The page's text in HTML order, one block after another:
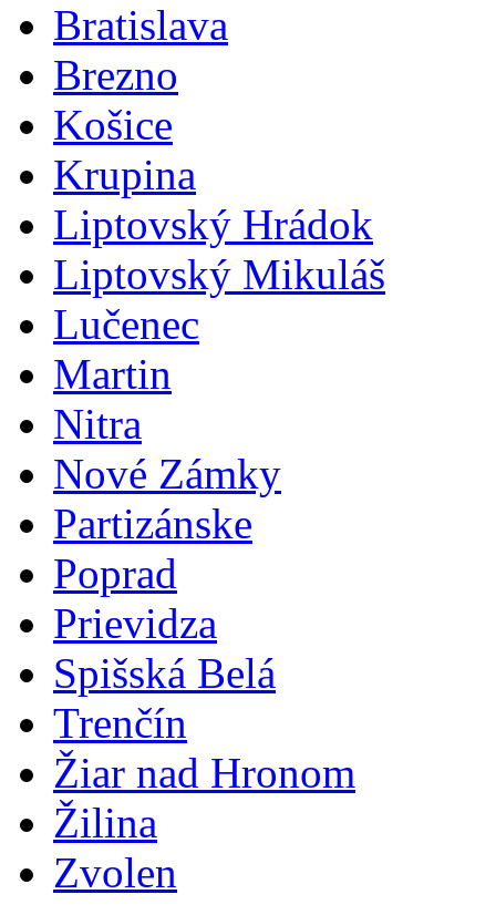
Bratislava
Brezno
Košice
Krupina
Liptovský Hrádok
Liptovský Mikuláš
Lučenec
Martin
Nitra
Nové Zámky
Partizánske
Poprad
Prievidza
Spišská Belá
Trenčín
Žiar nad Hronom
Žilina
Zvolen